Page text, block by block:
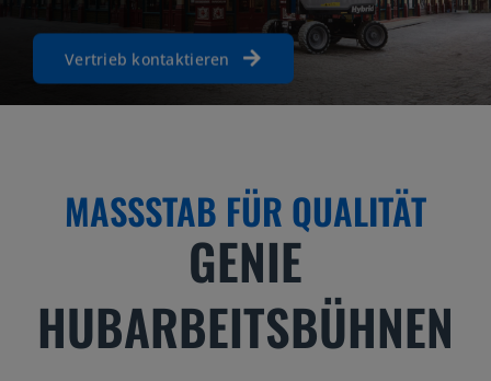
Jobs
Shop
Vertrieb kontaktieren
MASSSTAB FÜR QUALITÄT
GENIE
HUBARBEITSBÜHNEN